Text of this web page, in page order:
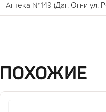
Аптека №149 (Даг. Огни ул.
ПОХОЖИЕ